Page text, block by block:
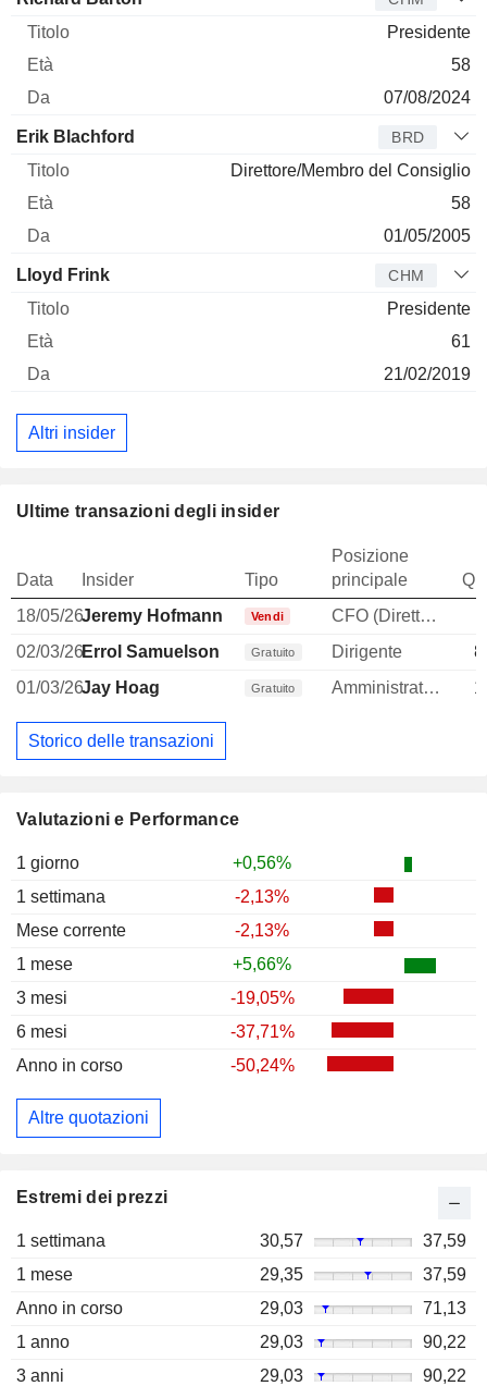
Valutazioni e Performance
1 giorno
+0,56%
1 settimana
-2,13%
Mese corrente
-2,13%
1 mese
+5,66%
3 mesi
-19,05%
6 mesi
-37,71%
Anno in corso
-50,24%
Altre quotazioni
Estremi dei prezzi
1 settimana 30,57
37,59
1 mese
29,35
37,59
Anno in corso
29,03
71,13
1 anno
29,03
90,22
3 anni
29,03
90,22
Presidente
58
07/08/2024
Erik Blachford BRD
Direttore/Membro del Consiglio
58
01/05/2005
Lloyd Frink CHM
Presidente
61
21/02/2019
Altri insider
Ultime transazioni degli insider
Data Insider Tipo
Posizione
principale
18/05/26Jeremy Hofmann Vendi CFO (Direttore finanziario)
02/03/26Errol Samuelson Gratuito Dirigente
01/03/26Jay Hoag Gratuito Amministratore
Storico delle transazioni